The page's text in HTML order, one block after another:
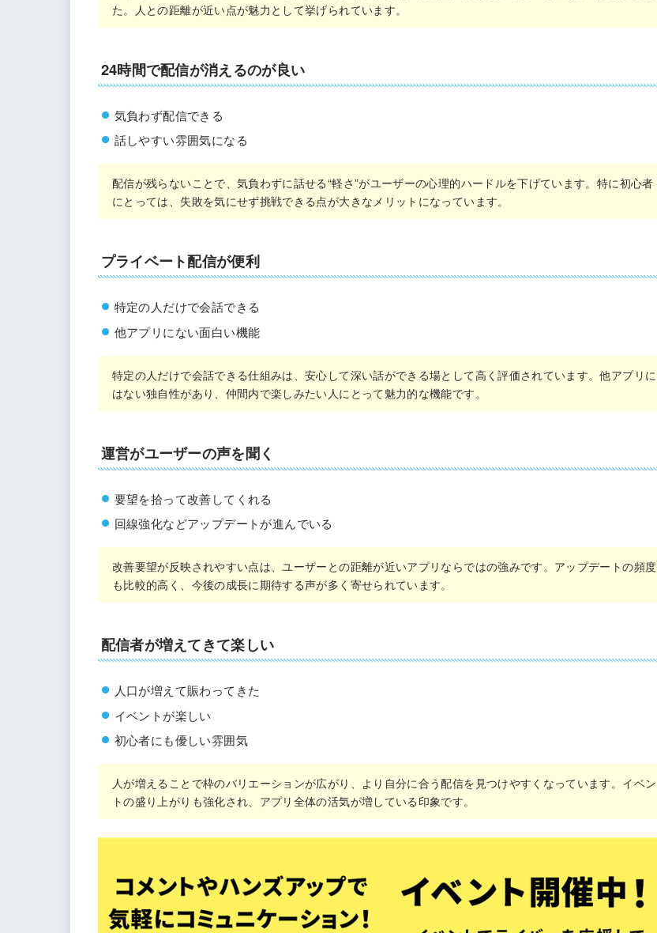
た。人との距離が近い点が魅力として挙げられています。
24時間で配信が消えるのが良い
気負わず配信できる
話しやすい雰囲気になる
配信が残らないことで、気負わずに話せる“軽さ”がユーザーの心理的ハードルを下げています。特に初心者
にとっては、失敗を気にせず挑戦できる点が大きなメリットになっています。
プライベート配信が便利
特定の人だけで会話できる
他アプリにない面白い機能
特定の人だけで会話できる仕組みは、安心して深い話ができる場として高く評価されています。他アプリに
はない独自性があり、仲間内で楽しみたい人にとって魅力的な機能です。
運営がユーザーの声を聞く
要望を拾って改善してくれる
回線強化などアップデートが進んでいる
改善要望が反映されやすい点は、ユーザーとの距離が近いアプリならではの強みです。アップデートの頻度
も比較的高く、今後の成長に期待する声が多く寄せられています。
配信者が増えてきて楽しい
人口が増えて賑わってきた
イベントが楽しい
初心者にも優しい雰囲気
人が増えることで枠のバリエーションが広がり、より自分に合う配信を見つけやすくなっています。イベン
トの盛り上がりも強化され、アプリ全体の活気が増している印象です。